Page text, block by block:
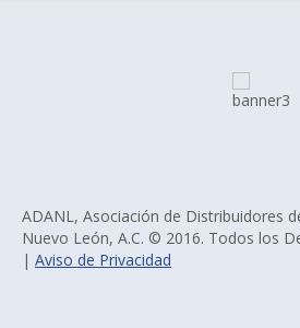
ADANL, Asociación de Distribuidores
Nuevo León, A.C. © 2016. Todos los
| Aviso de Privacidad